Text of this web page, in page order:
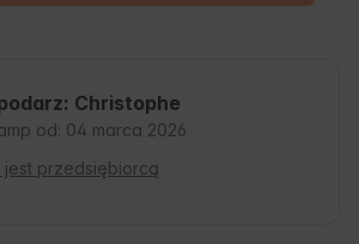
Christophe
od: 04 marca 2026
jest przedsiębiorcą